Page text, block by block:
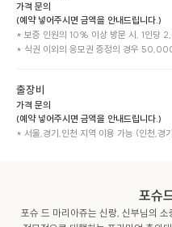
가격 문의
(예약 넣어주시면 금액을 안내드립니다.)
* 보증 인원의 10% 이상 방문 시, 1인당
* 식권 이외의 응모권 증정의 경우
출장비
가격 문의
(예약 넣어주시면 금액을 안내드립니다.)
* 서울,경기,인천 지역 이용 가능 (인천,경
포슈
포슈 드 마리아쥬는 신랑, 신부님의